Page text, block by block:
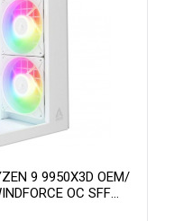
9 9950X3D OEM/
OC SFF